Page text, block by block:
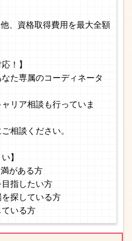
、資格取得費用を最大全額
！】
た専属のコーディネータ
リア相談も行っていま
相談ください。
】
がある方
指したい方
探している方
いる方